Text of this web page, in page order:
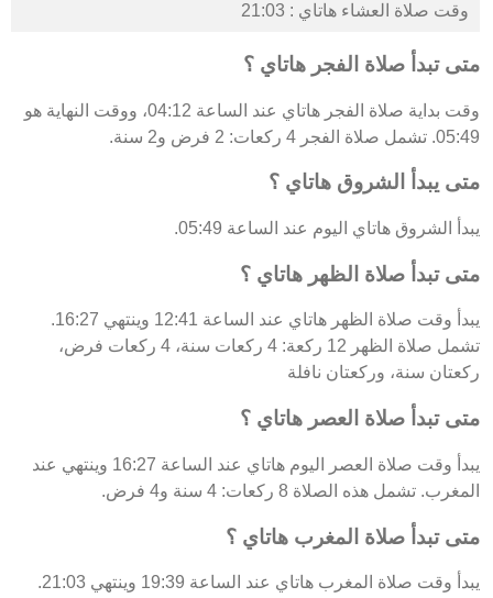
وقت صلاة العشاء هاتاي : 21:03
متى تبدأ صلاة الفجر هاتاي ؟
وقت بداية صلاة الفجر هاتاي عند الساعة 04:12، ووقت النهاية هو
05:49. تشمل صلاة الفجر 4 ركعات: 2 فرض و2 سنة.
متى يبدأ الشروق هاتاي ؟
يبدأ الشروق هاتاي اليوم عند الساعة 05:49.
متى تبدأ صلاة الظهر هاتاي ؟
يبدأ وقت صلاة الظهر هاتاي عند الساعة 12:41 وينتهي 16:27.
تشمل صلاة الظهر 12 ركعة: 4 ركعات سنة، 4 ركعات فرض،
ركعتان سنة، وركعتان نافلة
متى تبدأ صلاة العصر هاتاي ؟
يبدأ وقت صلاة العصر اليوم هاتاي عند الساعة 16:27 وينتهي عند
المغرب. تشمل هذه الصلاة 8 ركعات: 4 سنة و4 فرض.
متى تبدأ صلاة المغرب هاتاي ؟
يبدأ وقت صلاة المغرب هاتاي عند الساعة 19:39 وينتهي 21:03.